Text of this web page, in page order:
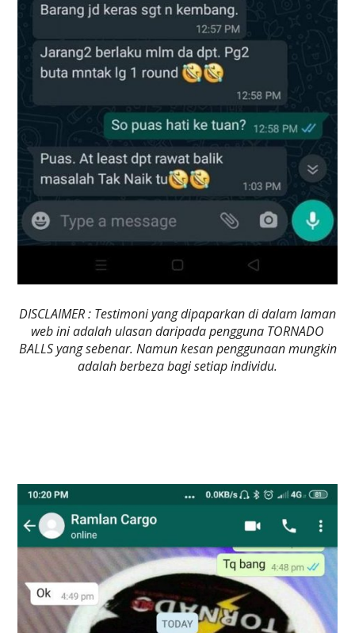
DISCLAIMER : Testimoni yang dipaparkan di dalam laman
web ini adalah ulasan daripada pengguna TORNADO
BALLS yang sebenar. Namun kesan penggunaan mungkin
adalah berbeza bagi setiap individu.